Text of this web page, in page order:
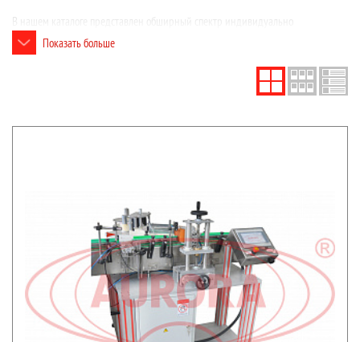
В нашем каталоге представлен обширный спектр индивидуально
выполненных этикетировочных линий, направленных на решение узких
задач – лейблинга цилиндрической тары определенного диапазона объемов,
двустороннего этикетирования овальных флаконов и ряд других.
Оборудование изготавливается с учетом всех особенностей этикетирования в
Показать больше